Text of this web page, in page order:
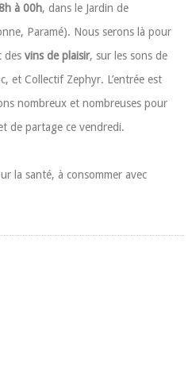
à 00h, dans le Jardin de
Paramé). Nous serons là pour
des vins de plaisir, sur les sons de
et Collectif Zephyr. L’entrée est
nombreux et nombreuses pour
de partage ce vendredi.
la santé, à consommer avec